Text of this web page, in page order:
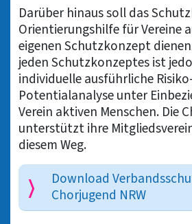
Darüber hinaus soll das
Orientierungshilfe für Vereine
eigenen Schutzkonzept
jeden Schutzkonzeptes ist
individuelle ausführliche
Potentialanalyse unter
Verein aktiven Menschen. Die
unterstützt ihre
diesem Weg.
Download
Chorjugend NRW